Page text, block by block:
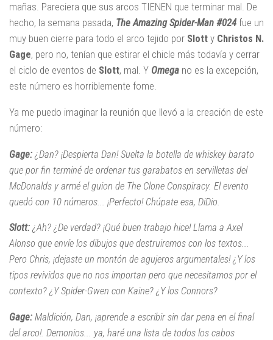
mañas. Pareciera que sus arcos TIENEN que terminar mal. De
hecho, la semana pasada, The Amazing Spider-Man #024 fue un
muy buen cierre para todo el arco tejido por Slott y Christos N.
Gage, pero no, tenían que estirar el chicle más todavía y cerrar
el ciclo de eventos de Slott, mal. Y Omega no es la excepción,
este número es horriblemente fome.
Ya me puedo imaginar la reunión que llevó a la creación de este
número:
Gage: ¿Dan? ¡Despierta Dan! Suelta la botella de whiskey barato
que por fin terminé de ordenar tus garabatos en servilletas del
McDonalds y armé el guion de The Clone Conspiracy. El evento
quedó con 10 números... ¡Perfecto! Chúpate esa, DiDio.
Slott: ¿Ah? ¿De verdad? ¡Qué buen trabajo hice! Llama a Axel
Alonso que envíe los dibujos que destruiremos con los textos...
Pero Chris, ¡dejaste un montón de agujeros argumentales! ¿Y los
tipos revividos que no nos importan pero que necesitamos por el
contexto? ¿Y Spider-Gwen con Kaine? ¿Y los Connors?
Gage: Maldición, Dan, ¡aprende a escribir sin dar pena en el final
del arco!. Demonios... ya, haré una lista de todos los cabos